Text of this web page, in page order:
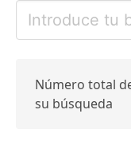
Número total
su búsqueda